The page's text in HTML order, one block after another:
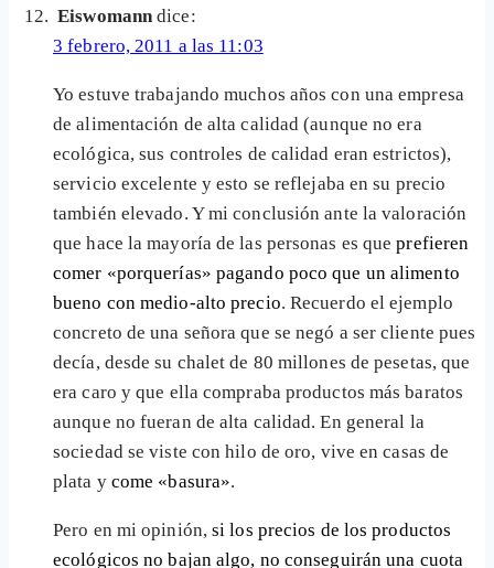
Eiswomann dice:
3 febrero, 2011 a las 11:03
Yo estuve trabajando muchos años con una empresa
de alimentación de alta calidad (aunque no era
ecológica, sus controles de calidad eran estrictos),
servicio excelente y esto se reflejaba en su precio
también elevado. Y mi conclusión ante la valoración
que hace la mayoría de las personas es queprefieren
comer «porquerías» pagando poco que un alimento
bueno con medio-alto precio. Recuerdo el ejemplo
concreto de una señora que se negó a ser cliente pues
decía, desde su chalet de 80 millones de pesetas, que
era caro y que ella compraba productos más baratos
aunque no fueran de alta calidad. En general la
sociedad se viste con hilo de oro, vive en casas de
plata y come «basura».
Pero en mi opinión,si los precios de los productos
ecológicos no bajan algo, no conseguirán una cuota